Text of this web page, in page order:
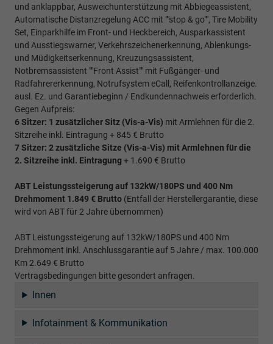
und anklappbar, Ausweichunterstützung mit Abbiegeassistent,
Automatische Distanzregelung ACC mit ""stop & go"", Tire Mobility
Set, Einparkhilfe im Front- und Heckbereich, Ausparkassistent
und Ausstiegswarner, Verkehrszeichenerkennung, Ablenkungs-
und Müdigkeitserkennung, Kreuzungsassistent,
Notbremsassistent ""Front Assist"" mit Fußgänger- und
Radfahrererkennung, Notrufsystem eCall, Reifenkontrollanzeige.
ausl. Ez. und Garantiebeginn / Endkundennachweis erforderlich.
Gegen Aufpreis:
6 Sitzer: 1 zusätzlicher Sitz (Vis-a-Vis) mit Armlehnen für die 2.
Sitzreihe inkl. Eintragung + 845 € Brutto
7 Sitzer: 2 zusätzliche Sitze (Vis-a-Vis) mit Armlehnen für die
2. Sitzreihe inkl. Eintragung + 1.690 € Brutto
ABT Leistungssteigerung auf 132kW/180PS und 400 Nm
Drehmoment 1.849 € Brutto (Entfall der Herstellergarantie, diese
wird von ABT für 2 Jahre übernommen)
ABT Leistungssteigerung auf 132kW/180PS und 400 Nm
Drehmoment inkl. Anschlussgarantie auf 5 Jahre / max. 100.000
Km 2.649 € Brutto
Vertragsbedingungen bitte gesondert anfragen.
Innen
Infotainment & Kommunikation